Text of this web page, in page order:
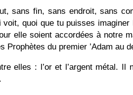
sans fin, sans endroit, sans
quoi que tu puisses
elle soient accordées à notre
du premier ’Adam au
elles : l’or et l’argent métal. Il